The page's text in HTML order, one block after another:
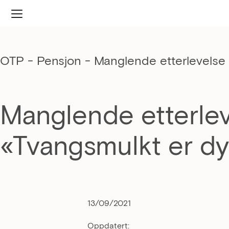
OTP - Pensjon - Manglende etterlevelse
Manglende
«Tvangsmulkt er
13/09/2021
Oppdatert: